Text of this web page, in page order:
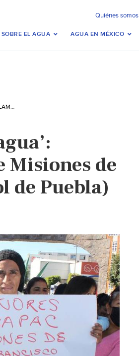
Quiénes somos
EL AGUA AGUA EN MÉXICO
PUEBLA-‘QUEREMOS AGUA’: RECLAMAN VECINOS DE MISIONES DE SAN FRANCISCO (EL SOL DE PUEBLA)
Misiones de
de Puebla)